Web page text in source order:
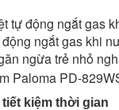
tự động ngắt gas
ngắt gas khi
ngừa trẻ nhỏ
kiệm thời gian